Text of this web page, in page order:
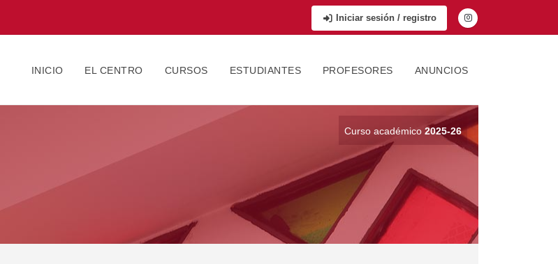
Iniciar sesión / registro
INICIO EL CENTRO CURSOS ESTUDIANTES PROFESORES ANUNCIOS
Curso académico 2025-26